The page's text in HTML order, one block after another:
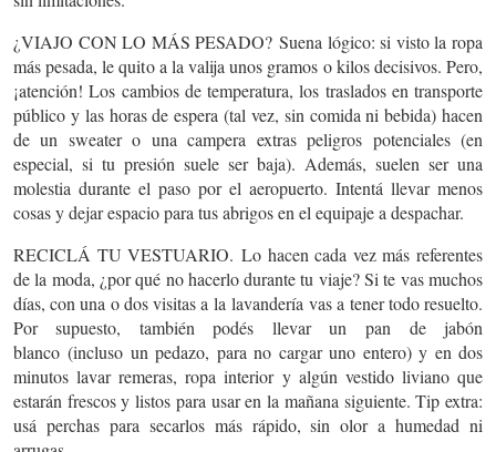
¿VIAJO CON LO MÁS PESADO? Suena lógico: si visto la ropa
más pesada, le quito a la valija unos gramos o kilos decisivos. Pero,
¡atención! Los cambios de temperatura, los traslados en transporte
público y las horas de espera (tal vez, sin comida ni bebida) hacen
de un sweater o una campera extras peligros potenciales (en
especial, si tu presión suele ser baja). Además, suelen ser una
molestia durante el paso por el aeropuerto. Intentá llevar menos
cosas y dejar espacio para tus abrigos en el equipaje a despachar.
RECICLÁ TU VESTUARIO. Lo hacen cada vez más referentes
de la moda, ¿por qué no hacerlo durante tu viaje? Si te vas muchos
días, con una o dos visitas a la lavandería vas a tener todo resuelto.
Por supuesto, también podés llevar unpan de jabón
blanco (incluso un pedazo, para no cargar uno entero) y en dos
minutos lavar remeras, ropa interior y algún vestido liviano que
estarán frescos y listos para usar en la mañana siguiente. Tip extra:
usá perchas para secarlos más rápido, sin olor a humedad ni